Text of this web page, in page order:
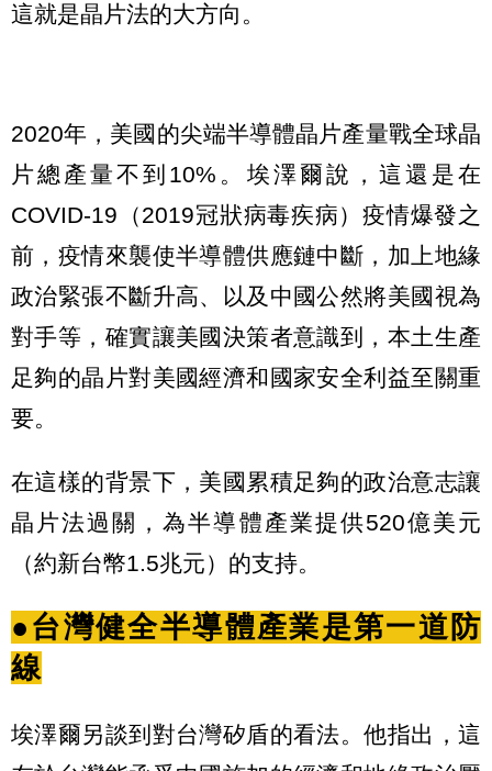
這就是晶片法的大方向。
2020年，美國的尖端半導體晶片產量戰全球晶
片總產量不到10%。埃澤爾說，這還是在
COVID-19（2019冠狀病毒疾病）疫情爆發之
前，疫情來襲使半導體供應鏈中斷，加上地緣
政治緊張不斷升高、以及中國公然將美國視為
對手等，確實讓美國決策者意識到，本土生產
足夠的晶片對美國經濟和國家安全利益至關重
要。
在這樣的背景下，美國累積足夠的政治意志讓
晶片法過關，為半導體產業提供520億美元
（約新台幣1.5兆元）的支持。
●台灣健全半導體產業是第一道防
線
埃澤爾另談到對台灣矽盾的看法。他指出，這